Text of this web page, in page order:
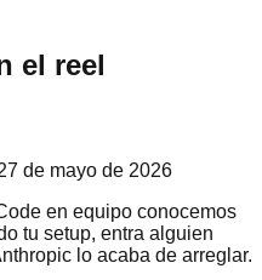
el reel
de mayo de 2026
en equipo conocemos
tu setup, entra alguien
lo acaba de arreglar.